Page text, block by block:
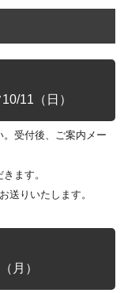
11（日）
受付後、ご案内メー
ます。
送りいたします。
月）